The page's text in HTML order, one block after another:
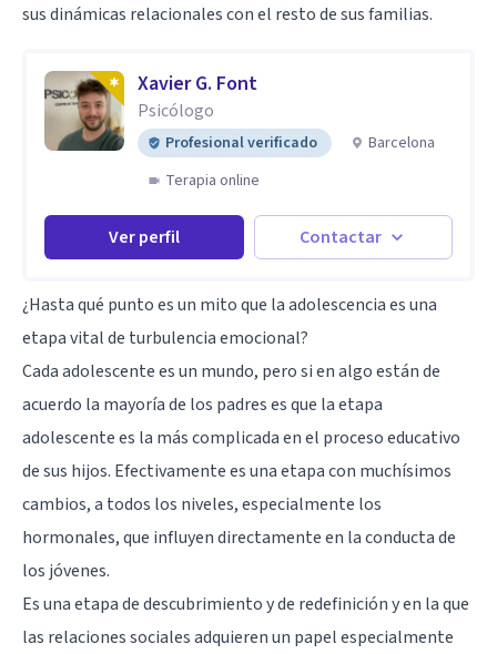
sus dinámicas relacionales con el resto de sus familias.
Xavier G. Font
Psicólogo
Profesional verificado
Barcelona
Terapia online
Ver perfil Contactar
¿Hasta qué punto es un mito que la adolescencia es una
etapa vital de turbulencia emocional?
Cada adolescente es un mundo, pero si en algo están de
acuerdo la mayoría de los padres es que la etapa
adolescentees la más complicada en el proceso educativo
de sus hijos. Efectivamente es una etapa con muchísimos
cambios, a todos los niveles, especialmente los
hormonales, que influyen directamente en la conducta de
los jóvenes.
Es una etapa de descubrimiento y de redefinición y en la que
las relaciones sociales adquieren un papel especialmente